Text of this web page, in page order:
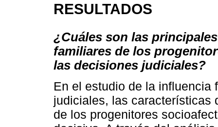
RESULTADOS
¿Cuáles son las
familiares de los
las decisiones judiciales?
En el estudio de la influencia
judiciales, las características
de los progenitores